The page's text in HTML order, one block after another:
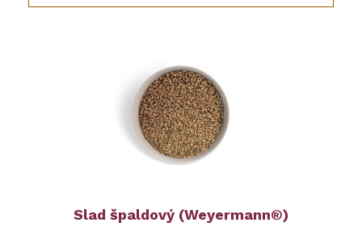
Slad špaldový (Weyermann®)